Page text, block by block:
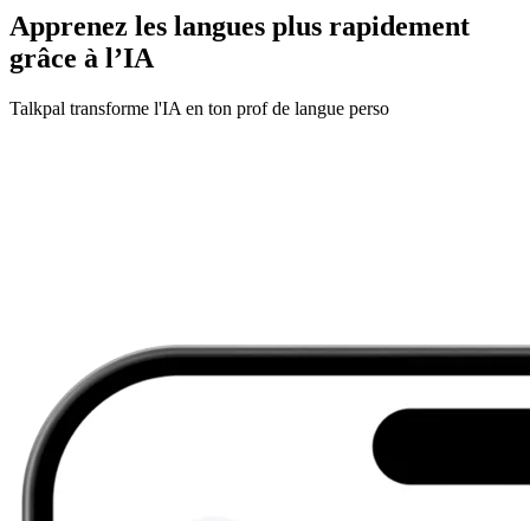
Apprenez les langues plus rapidement
grâce à l’IA
Talkpal transforme l'IA en ton prof de langue perso